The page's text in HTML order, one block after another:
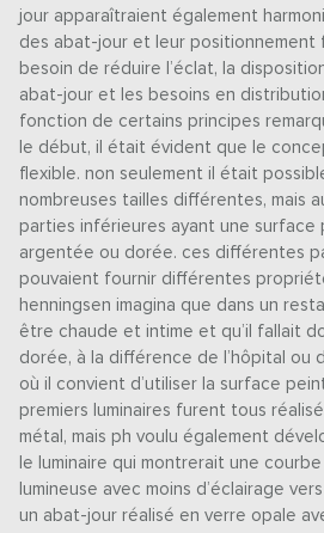
jour apparaîtraient également
des abat-jour et leur positionnement
besoin de réduire l’éclat, la
abat-jour et les besoins en
fonction de certains principes
le début, il était évident que le
flexible. non seulement il était
nombreuses tailles différentes, mais
parties inférieures ayant une surface
argentée ou dorée. ces différentes
pouvaient fournir différentes
henningsen imagina que dans un
être chaude et intime et qu’il fallait
dorée, à la différence de l’hôpital ou
où il convient d’utiliser la surface
premiers luminaires furent tous
métal, mais ph voulu également
le luminaire qui montrerait une
lumineuse avec moins d’éclairage
un abat-jour réalisé en verre opale